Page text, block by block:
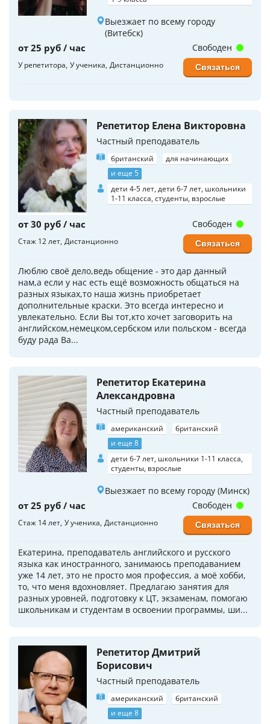
Выезжает по всему городу
(Витебск)
от 25 руб / час
У репетитора У ученика Дистанционно
Свободен
Связаться
Репетитор Елена Викторовна
Частный преподаватель
британский
для начинающих
и еще 5
дети 4-5 лет, дети 6-7 лет, школьники
1-11 класса, студенты, взрослые
от 30 руб / час
Стаж 12 лет Дистанционно
Люблю своё дело,ведь общение - это дар данный
нам,а если у нас есть ещё возможность общаться на
разных языках,то наша жизнь приобретает
дополнительные краски. Это всегда интересно и
увлекательно. Если Вы тот,кто хочет заговорить на
английском,немецком,сербском или польском - всегда
буду рада Ва...
Свободен
Связаться
Репетитор Екатерина
Александровна
Частный преподаватель
американский
британский
и еще 8
дети 6-7 лет, школьники 1-11 класса,
студенты, взрослые
Выезжает по всему городу (Минск)
от 25 руб / час
Стаж 14 лет У ученика Дистанционно
Екатерина, преподаватель английского и русского
языка как иностранного, занимаюсь преподаванием
уже 14 лет, это не просто моя профессия, а моё хобби,
то, что меня вдохновляет. Предлагаю занятия для
разных уровней, подготовку к ЦТ, экзаменам, помогаю
школьникам и студентам в освоении программы, ши...
Свободен
Связаться
Репетитор Дмитрий
Борисович
Частный преподаватель
американский
британский
и еще 8